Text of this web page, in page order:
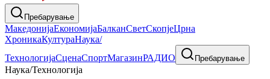
Пребарување
МакедонијаЕкономијаБалканСветСкопјеЦрна
ХроникаКултураНаука/
ТехнологијаСценаСпортМагазинРАДИО Пребарување
Наука/Технологија